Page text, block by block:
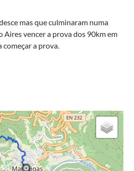
mas que culminaram numa
Aires vencer a prova dos 90km em
começar a prova.